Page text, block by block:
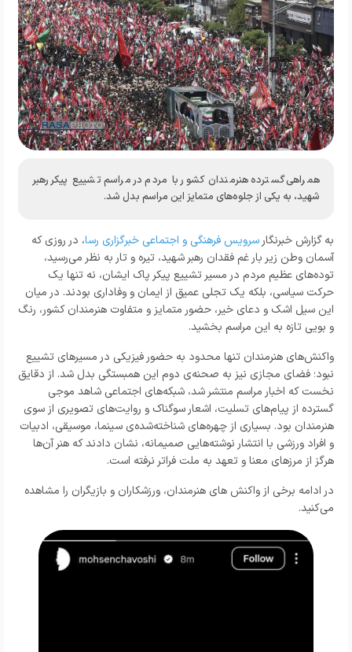
همراهی گسترده هنرمندان کشور با مردم در مراسم تشییع پیکر رهبر
شهید، به یکی از جلوه‌های متمایز این مراسم بدل شد.
به گزارش خبرنگار سرویس فرهنگی و اجتماعی خبرگزاری رسا، در روزی که
آسمان وطن زیر بار غم فقدان رهبر شهید، تیره و تار به نظر می‌رسید،
توده‌های عظیم مردم در مسیر تشییع پیکر پاک ایشان، نه تنها یک
حرکت سیاسی، بلکه یک تجلی عمیق از ایمان و وفاداری بودند. در میان
این سیل اشک و دعای خیر، حضور متمایز و متفاوت هنرمندان کشور، رنگ
و بویی تازه به این مراسم بخشید.
واکنش‌های هنرمندان تنها محدود به حضور فیزیکی در مسیرهای تشییع
نبود؛ فضای مجازی نیز به صحنه‌ی دوم این همبستگی بدل شد. از دقایق
نخست که اخبار مراسم منتشر شد، شبکه‌های اجتماعی شاهد موجی
گسترده از پیام‌های تسلیت، اشعار سوگناک و روایت‌های تصویری از سوی
هنرمندان بود. بسیاری از چهره‌های شناخته‌شده‌ی سینما، موسیقی، ادبیات
و افراد ورزشی با انتشار نوشته‌هایی صمیمانه، نشان دادند که هنر آن‌ها
هرگز از مرزهای معنا و تعهد به ملت فراتر نرفته است.
در ادامه برخی از واکنش های هنرمندان، ورزشکاران و بازیگران را مشاهده
می‌کنید.